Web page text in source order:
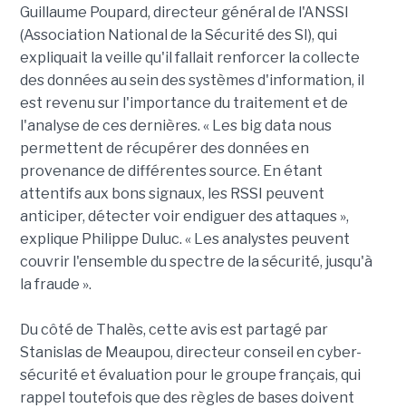
Guillaume Poupard, directeur général de l'ANSSI
(Association National de la Sécurité des SI), qui
expliquait la veille qu'il fallait renforcer la collecte
des données au sein des systèmes d'information, il
est revenu sur l'importance du traitement et de
l'analyse de ces dernières. « Les big data nous
permettent de récupérer des données en
provenance de différentes source. En étant
attentifs aux bons signaux, les RSSI peuvent
anticiper, détecter voir endiguer des attaques »,
explique Philippe Duluc. « Les analystes peuvent
couvrir l'ensemble du spectre de la sécurité, jusqu'à
la fraude ».
Du côté de Thalès, cette avis est partagé par
Stanislas de Meaupou, directeur conseil en cyber-
sécurité et évaluation pour le groupe français, qui
rappel toutefois que des règles de bases doivent